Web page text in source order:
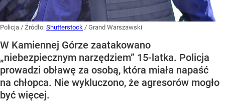
Policja / Źródło: Shutterstock / Grand Warszawski
W Kamiennej Górze zaatakowano
„niebezpiecznym narzędziem” 15-latka. Policja
prowadzi obławę za osobą, która miała napaść
na chłopca. Nie wykluczono, że agresorów mogło
być więcej.